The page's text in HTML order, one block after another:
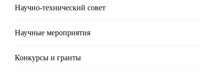
Научно-технический совет
Научные мероприятия
Конкурсы и гранты